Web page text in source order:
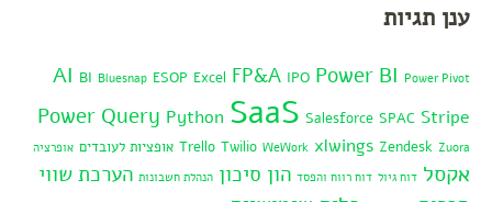
ענן תגיות
AI BI Bluesnap ESOP Excel FP&A IPO Power BI Power Pivot
Power Query Python SaaS Salesforce SPAC Stripe
Trello Twilio WeWork xlwings Zendesk Zuora אופציות לעובדים אופרציה
אקסל דוח גיול דוח רווח והפסד הון סיכון הנהלת חשבונות הערכת שווי